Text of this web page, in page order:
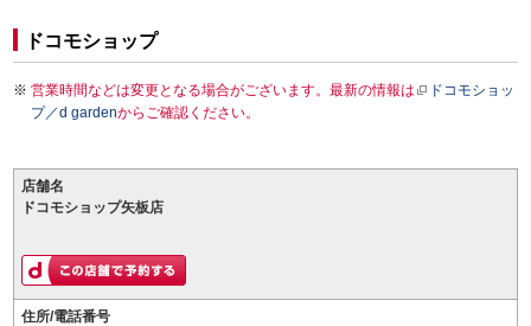
ドコモショップ
営業時間などは変更となる場合がございます。最新の情報は
ドコモショッ
プ／d gardenからご確認ください。
店舗名
ドコモショップ矢板店
住所/電話番号